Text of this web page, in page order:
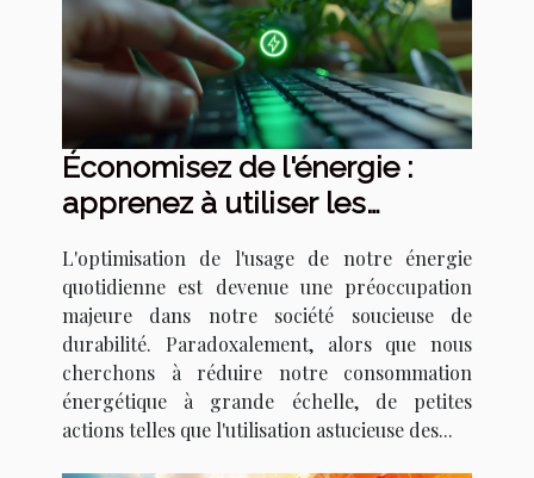
Économisez de l'énergie :
apprenez à utiliser les
mise en veille
L'optimisation de l'usage de notre énergie
quotidienne est devenue une préoccupation
majeure dans notre société soucieuse de
durabilité. Paradoxalement, alors que nous
cherchons à réduire notre consommation
énergétique à grande échelle, de petites
actions telles que l'utilisation astucieuse des...